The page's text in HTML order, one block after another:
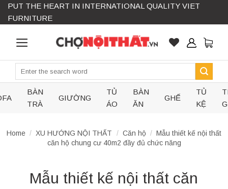
Skip
PUT THE HEART IN INTERNATIONAL QUALITY VIET
FURNITURE
Search
BÀN
TRÀ
GIƯỜNG
TỦ
ÁO
BÀN
ĂN
GHẾ
TỦ
KỆ
Home / XU HƯỚNG NỘI THẤT / Căn hộ / Mẫu thiết kế nội thất
căn hộ chung cư 40m2 đầy đủ chức năng
Mẫu thiết kế nội thất căn